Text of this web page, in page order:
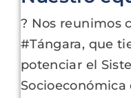
? Nos reunimos
#Tángara, que
potenciar el
Socioeconómica